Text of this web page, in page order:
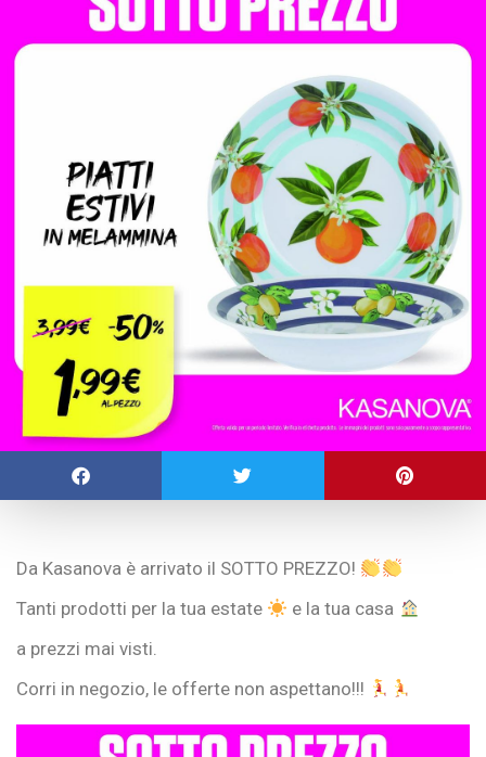
Da Kasanova è arrivato il SOTTO PREZZO!
Tanti prodotti per la tua estate
e la tua casa
a prezzi mai visti.
Corri in negozio, le offerte non aspettano!!!